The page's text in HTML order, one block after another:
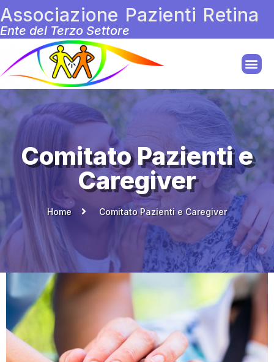
Associazione Pazienti Retina
Ente del Terzo Settore
Comitato Pazienti e
Caregiver
Home Comitato Pazienti e Caregiver